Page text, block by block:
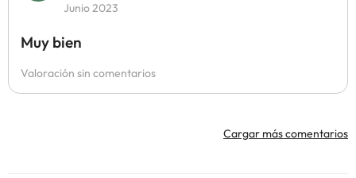
Junio 2023
Muy bien
Valoración sin comentarios
Cargar más comentarios